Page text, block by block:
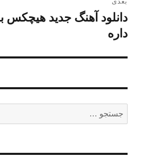
نوشته
بعدی:
دانلود آهنگ جدید هیچکس
داره
برای: